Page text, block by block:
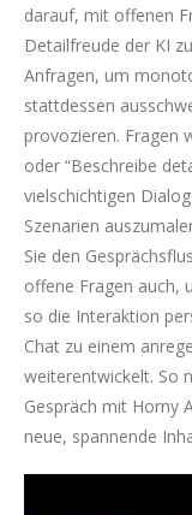
darauf, mit offenen
Detailfreude der KI
Anfragen, um
stattdessen
provozieren. Fragen
oder “Beschreibe
vielschichtigen
Szenarien
Sie den
offene Fragen auch,
so die Interaktion
Chat zu einem
weiterentwickelt. So
Gespräch mit Horny
neue, spannende